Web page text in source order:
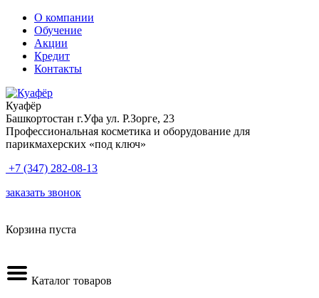
О компании
Обучение
Акции
Кредит
Контакты
Куафёр
Башкортостан г.Уфа ул. Р.Зорге, 23
Профессиональная косметика и оборудование для
парикмахерских «под ключ»
+7 (347) 282-08-13
заказать звонок
Корзина пуста
Каталог товаров